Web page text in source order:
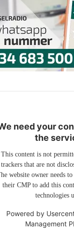
need your
the
This content is not
trackers that are not
website owner needs
their CMP to add this
technologies
Powered by
Management